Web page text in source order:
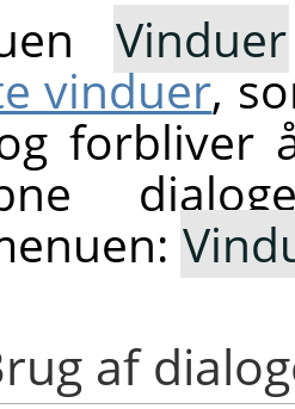
Vinduer
vinduer,
forbliver
af